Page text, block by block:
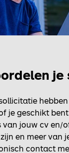
je geschikt
van jouw cv en/
en meer van
contact